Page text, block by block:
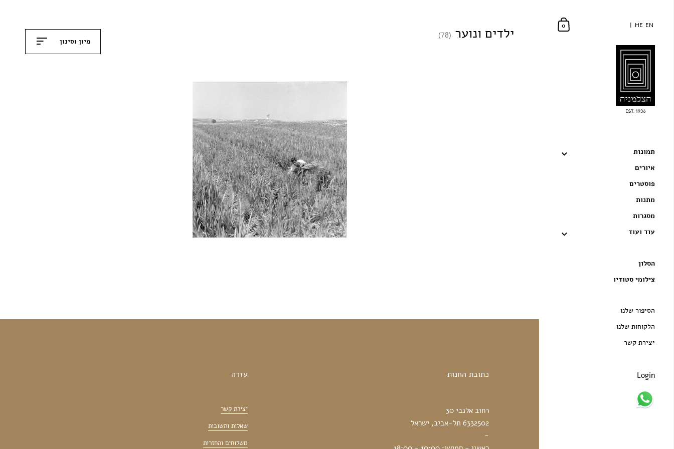
HE EN
HE EN
תמונות
איורים
פוסטרים
מתנות
מסגרות
עוד ועוד
הסלון
צילומי סטודיו
הסיפור שלנו
הלקוחות שלנו
יצירת קשר
Login
0 ילדים ונוער (78)
מיון וסינון
כתובת החנות
רחוב אלנבי 30
6332502 תל-אביב, ישראל
-
עזרה
יצירת קשר
שאלות ותשובות
משלוחים והחזרות